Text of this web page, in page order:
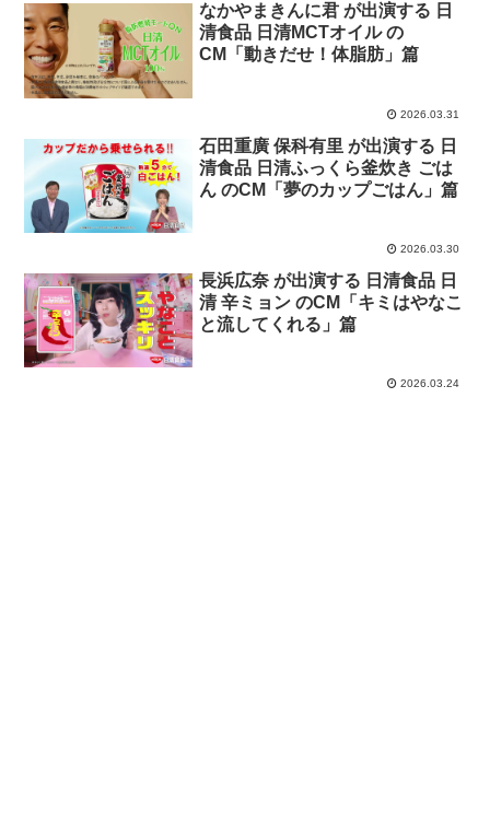
なかやまきんに君 が出演する 日
清食品 日清MCTオイル の
CM「動きだせ！体脂肪」篇
2026.03.31
石田重廣 保科有里 が出演する 日
清食品 日清ふっくら釜炊き ごは
ん のCM「夢のカップごはん」篇
2026.03.30
長浜広奈 が出演する 日清食品 日
清 辛ミョン のCM「キミはやなこ
と流してくれる」篇
2026.03.24